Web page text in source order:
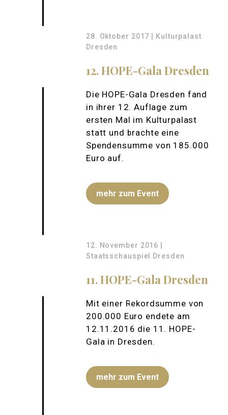
28. Oktober 2017 | Kulturpalast
Dresden
12. HOPE-Gala Dresden
Die HOPE-Gala Dresden fand
in ihrer 12. Auflage zum
ersten Mal im Kulturpalast
statt und brachte eine
Spendensumme von 185.000
Euro auf.
mehr zum Event
12. November 2016 |
Staatsschauspiel Dresden
11. HOPE-Gala Dresden
Mit einer Rekordsumme von
200.000 Euro endete am
12.11.2016 die 11. HOPE-
Gala in Dresden.
mehr zum Event